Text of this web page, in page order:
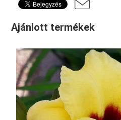
Ajánlott termékek